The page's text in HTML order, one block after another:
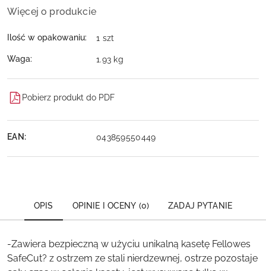
Więcej o produkcie
Ilość w opakowaniu: 1 szt
Waga: 1.93 kg
Pobierz produkt do PDF
EAN: 043859550449
OPIS OPINIE I OCENY (0) ZADAJ PYTANIE
-Zawiera bezpieczną w użyciu unikalną kasetę Fellowes
SafeCut? z ostrzem ze stali nierdzewnej, ostrze pozostaje